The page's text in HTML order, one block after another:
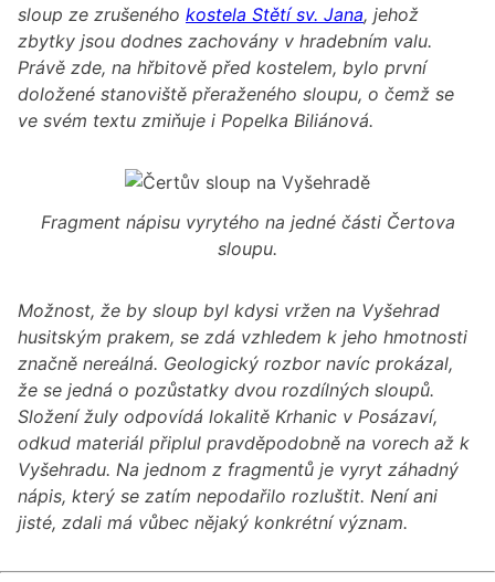
sloup ze zrušeného kostela Stětí sv. Jana, jehož
zbytky jsou dodnes zachovány v hradebním valu.
Právě zde, na hřbitově před kostelem, bylo první
doložené stanoviště přeraženého sloupu, o čemž se
ve svém textu zmiňuje i Popelka Biliánová.
Fragment nápisu vyrytého na jedné části Čertova
sloupu.
Možnost, že by sloup byl kdysi vržen na Vyšehrad
husitským prakem, se zdá vzhledem k jeho hmotnosti
značně nereálná. Geologický rozbor navíc prokázal,
že se jedná o pozůstatky dvou rozdílných sloupů.
Složení žuly odpovídá lokalitě Krhanic v Posázaví,
odkud materiál připlul pravděpodobně na vorech až k
Vyšehradu. Na jednom z fragmentů je vyryt záhadný
nápis, který se zatím nepodařilo rozluštit. Není ani
jisté, zdali má vůbec nějaký konkrétní význam.